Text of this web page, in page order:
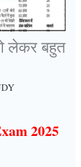
लेकर बहुत
2025